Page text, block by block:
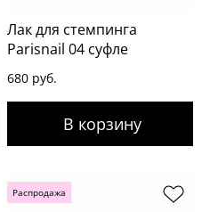
Лак для стемпинга
Parisnail 04 суфле
680 руб.
Распродажа